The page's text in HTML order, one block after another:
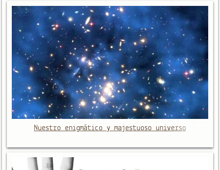
Nuestro enigmático y majestuoso universo